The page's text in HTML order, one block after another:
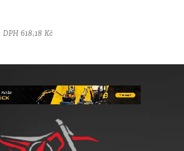
DPH 618,18 Kč